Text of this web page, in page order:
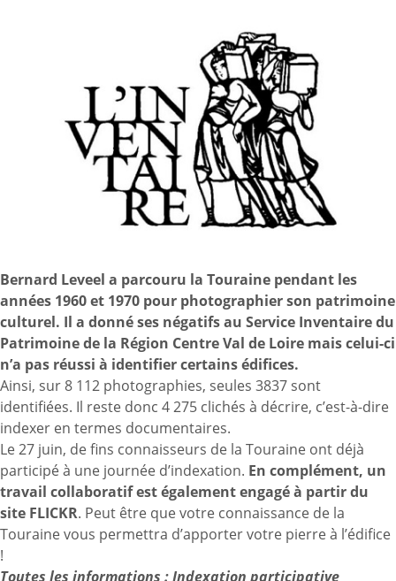
Bernard Leveel a parcouru la Touraine pendant les
années 1960 et 1970 pour photographier son patrimoine
culturel. Il a donné ses négatifs au Service Inventaire du
Patrimoine de la Région Centre Val de Loire mais celui-ci
n’a pas réussi à identifier certains édifices.
Ainsi, sur 8 112 photographies, seules 3837 sont
identifiées. Il reste donc 4 275 clichés à décrire, c’est-à-dire
indexer en termes documentaires.
Le 27 juin, de fins connaisseurs de la Touraine ont déjà
participé à une journée d’indexation. En complément, un
travail collaboratif est également engagé à partir du
site FLICKR. Peut être que votre connaissance de la
Touraine vous permettra d’apporter votre pierre à l’édifice
!
Toutes les informations :Indexation participative